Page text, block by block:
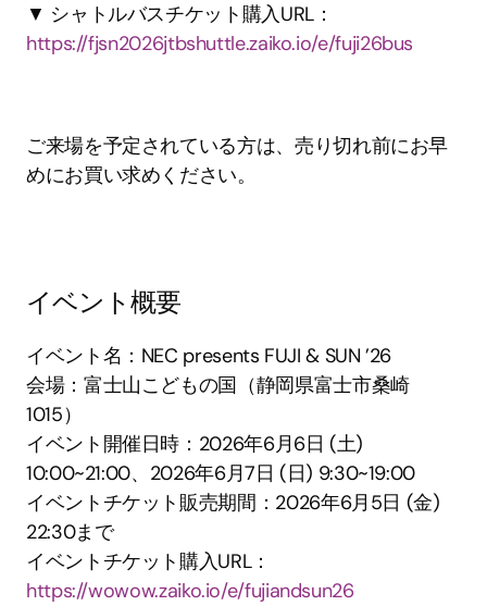
▼ シャトルバスチケット購入URL：
https://fjsn2026jtbshuttle.zaiko.io/e/fuji26bus
ご来場を予定されている方は、売り切れ前にお早
めにお買い求めください。
イベント概要
イベント名：NEC presents FUJI & SUN ’26
会場：富士山こどもの国（静岡県富士市桑崎
1015）
イベント開催日時：2026年6月6日 (土)
10:00~21:00、2026年6月7日 (日) 9:30~19:00
イベントチケット販売期間：2026年6月5日 (金)
22:30まで
イベントチケット購入URL：
https://wowow.zaiko.io/e/fujiandsun26